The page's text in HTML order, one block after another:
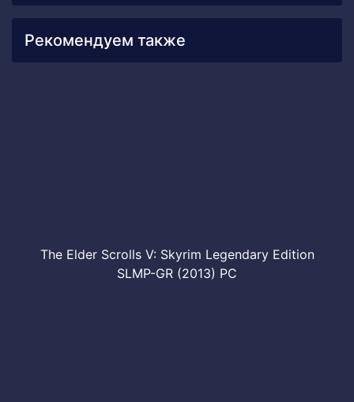
Рекомендуем также
The Elder Scrolls V: Skyrim Legendary Edition
SLMP-GR (2013) PC